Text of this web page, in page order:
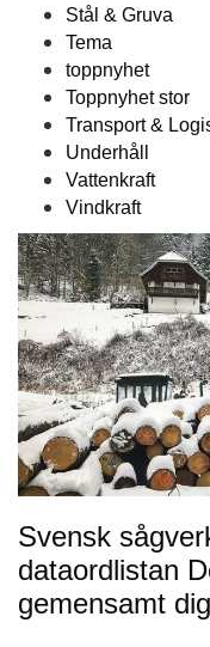
Stål & Gruva
Tema
toppnyhet
Toppnyhet stor
Transport &
Underhåll
Vattenkraft
Vindkraft
Svensk
dataordlistan
gemensamt